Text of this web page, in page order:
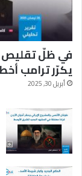
في ظلّ تقليص
يكرّر ترامب
أبريل 30, 2025